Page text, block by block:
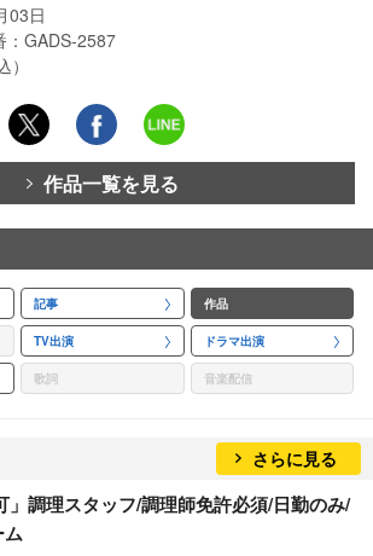
03日
：GADS-2587
作品一覧を見る
記事 作品
TV出演 ドラマ出演
歌詞 音楽配信
さらに見る
」調理スタッフ/調理師免許必須/日勤のみ/
ム